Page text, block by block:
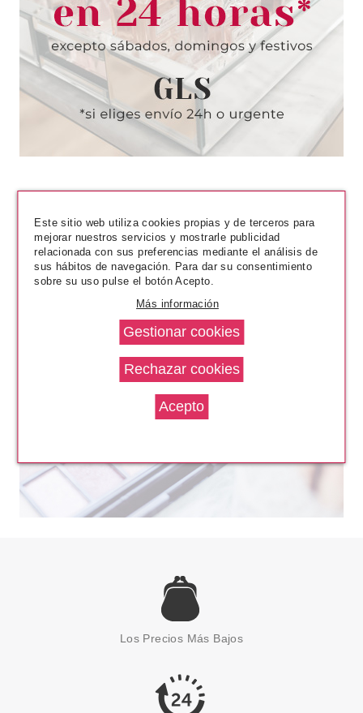
CON EYELINER
Pvr 16.99€
-26%
desde
12.55€
ARDELL
LACED WITH ATTITUDE 500
BLACK - DESCAGALOGADA
desde
3.50€
ARDELL
ARDELL REMY LASH 777
PESTAÑAS POSTIZAS BLACK
8.53€
Los Precios Más Bajos
Este sitio web utiliza cookies propias y de terceros para
mejorar nuestros servicios y mostrarle publicidad
relacionada con sus preferencias mediante el análisis de
sus hábitos de navegación. Para dar su consentimiento
sobre su uso pulse el botón Acepto.
Más información